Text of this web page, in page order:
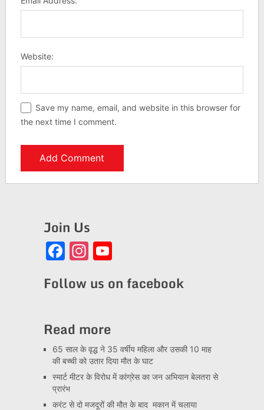
Website:
Save my name, email, and website in this browser for
the next time I comment.
Join Us
Facebook
Instagram
YouTube
Follow us on facebook
Read more
65 साल के वृद्ध ने 35 वर्षीय महिला और उसकी 10 माह
की बच्ची को उतार दिया मौत के घाट
स्मार्ट मीटर के विरोध में कांग्रेस का जन अभियान बेलतरा से
प्रारंभ
करंट से दो मजदूरों की मौत के बाद मकान में चलाया